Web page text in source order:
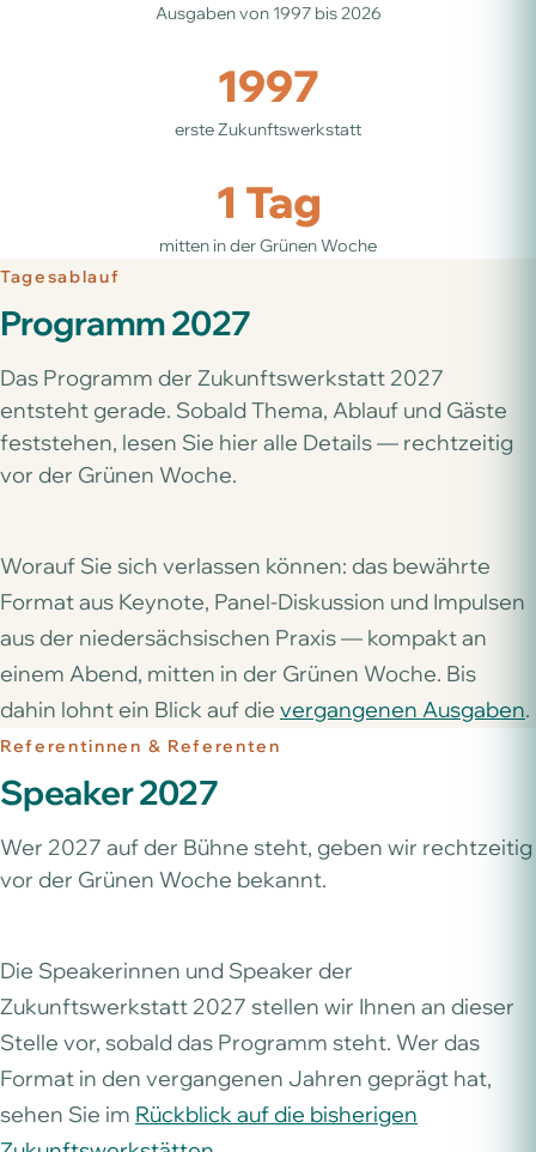
Ausgaben von 1997 bis 2026
1997
erste Zukunftswerkstatt
1 Tag
mitten in der Grünen Woche
Tagesablauf
Programm 2027
Das Programm der Zukunftswerkstatt 2027
entsteht gerade. Sobald Thema, Ablauf und Gäste
feststehen, lesen Sie hier alle Details — rechtzeitig
vor der Grünen Woche.
Worauf Sie sich verlassen können: das bewährte
Format aus Keynote, Panel-Diskussion und Impulsen
aus der niedersächsischen Praxis — kompakt an
einem Abend, mitten in der Grünen Woche. Bis
dahin lohnt ein Blick auf die vergangenen Ausgaben.
Referentinnen & Referenten
Speaker 2027
Wer 2027 auf der Bühne steht, geben wir rechtzeitig
vor der Grünen Woche bekannt.
Die Speakerinnen und Speaker der
Zukunftswerkstatt 2027 stellen wir Ihnen an dieser
Stelle vor, sobald das Programm steht. Wer das
Format in den vergangenen Jahren geprägt hat,
sehen Sie im Rückblick auf die bisherigen